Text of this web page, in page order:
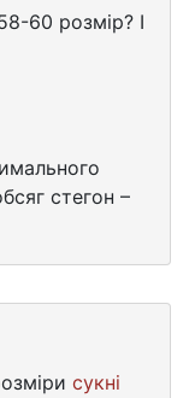
60 розмір? І
стегон –
сукні